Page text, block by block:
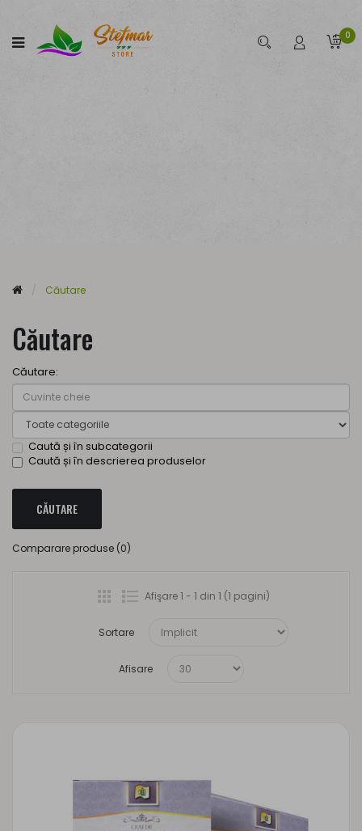
0
Căutare
Căutare
Căutare:
Caută și în subcategorii
Caută și în descrierea produselor
Comparare produse (0)
Afişare 1 - 1 din 1 (1 pagini)
Sortare
Afisare